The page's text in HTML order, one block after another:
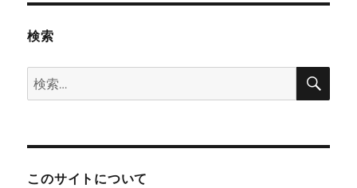
検索
検
索:
検
このサイトについて